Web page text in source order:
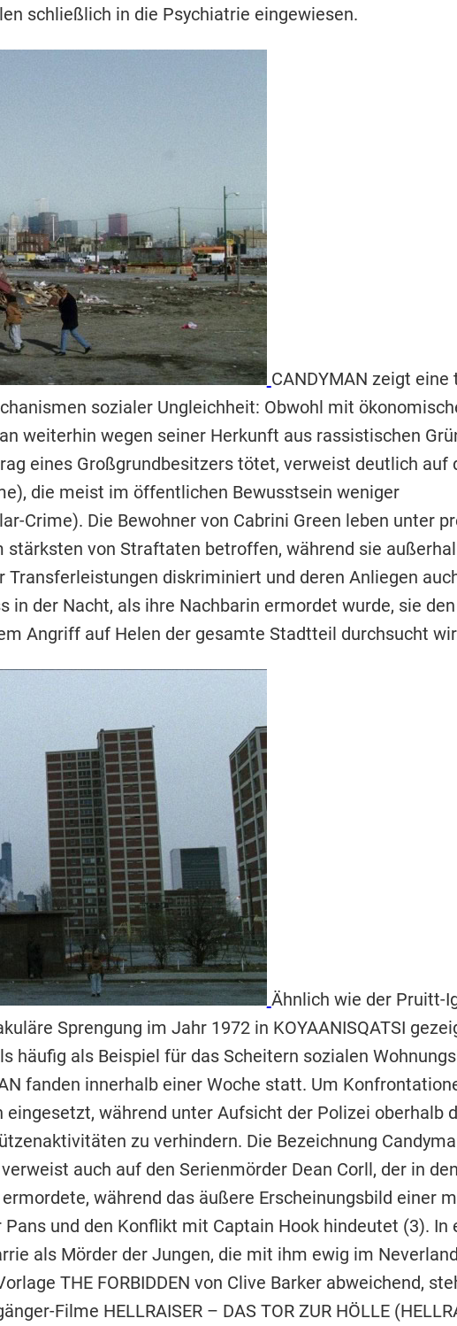
schließlich in die Psychiatrie eingewiesen.
CANDYMAN zeigt eine
sozialer Ungleichheit: Obwohl mit
weiterhin wegen seiner Herkunft aus rassistischen
eines Großgrundbesitzers tötet, verweist deutlich auf
die meist im öffentlichen Bewusstsein weniger
Crime). Die Bewohner von Cabrini Green leben unter
stärksten von Straftaten betroffen, während sie
diskriminiert und deren Anliegen
in der Nacht, als ihre Nachbarin ermordet wurde, sie
Angriff auf Helen der gesamte Stadtteil durchsucht
Ähnlich wie der Pruitt-
Sprengung im Jahr 1972 in KOYAANISQATSI
häufig als Beispiel für das Scheitern sozialen
fanden innerhalb einer Woche statt. Um
während unter Aufsicht der Polizei oberhalb
zu verhindern. Die Bezeichnung
auch auf den Serienmörder Dean Corll, der in
während das äußere Erscheinungsbild einer
und den Konflikt mit Captain Hook hindeutet (3). In
als Mörder der Jungen, die mit ihm ewig im
THE FORBIDDEN von Clive Barker abweichend,
Filme HELLRAISER – DAS TOR ZUR HÖLLE